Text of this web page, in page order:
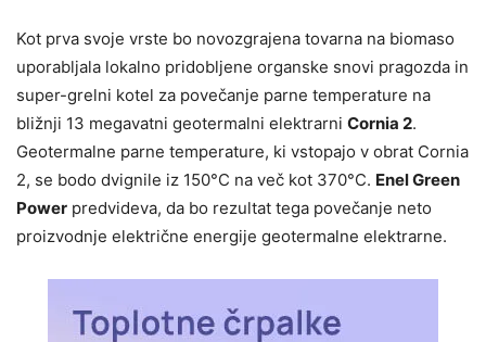
Kot prva svoje vrste bo novozgrajena tovarna na biomaso
uporabljala lokalno pridobljene organske snovi pragozda in
super-grelni kotel za povečanje parne temperature na
bližnji 13 megavatni geotermalni elektrarni Cornia 2.
Geotermalne parne temperature, ki vstopajo v obrat Cornia
2, se bodo dvignile iz 150°C na več kot 370°C. Enel Green
Power predvideva, da bo rezultat tega povečanje neto
proizvodnje električne energije geotermalne elektrarne.